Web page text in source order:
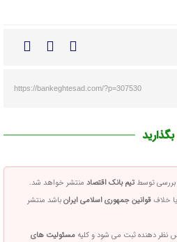
https://bankeghtesad.com/?p=307530
بررسی توسطتیم بانک اقتصادمنتشر خواهد شد.
خلافقوانین جمهوری اسلامی ایرانباشد منتشر
نظر دهنده ثبت می شود و کلیهمسئولیت های